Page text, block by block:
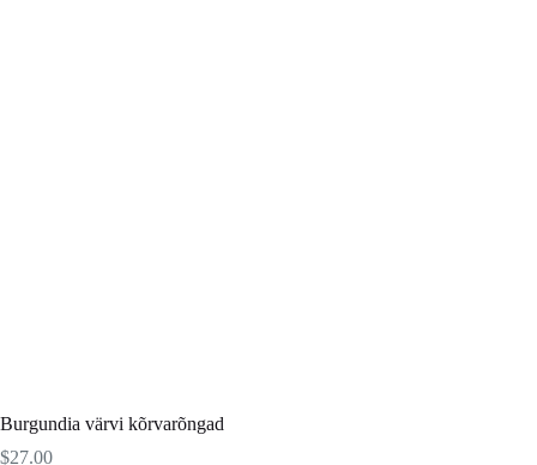
Burgundia värvi kõrvarõngad
$27.00